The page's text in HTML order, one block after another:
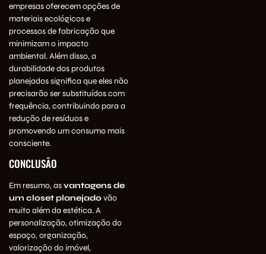
empresas oferecem opções de
materiais ecológicos e
processos de fabricação que
minimizam o impacto
ambiental. Além disso, a
durabilidade dos produtos
planejados significa que eles não
precisarão ser substituídos com
frequência, contribuindo para a
redução de resíduos e
promovendo um consumo mais
consciente.
CONCLUSÃO
Em resumo, asvantagens de
um closet planejadovão
muito além da estética. A
personalização, otimização do
espaço, organização,
valorização do imóvel,